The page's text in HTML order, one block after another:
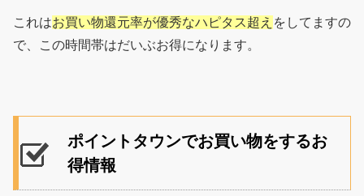
これはお買い物還元率が優秀なハピタス超え をしてますの
で、この時間帯はだいぶお得になります。
ポイントタウンでお買い物をするお
得情報